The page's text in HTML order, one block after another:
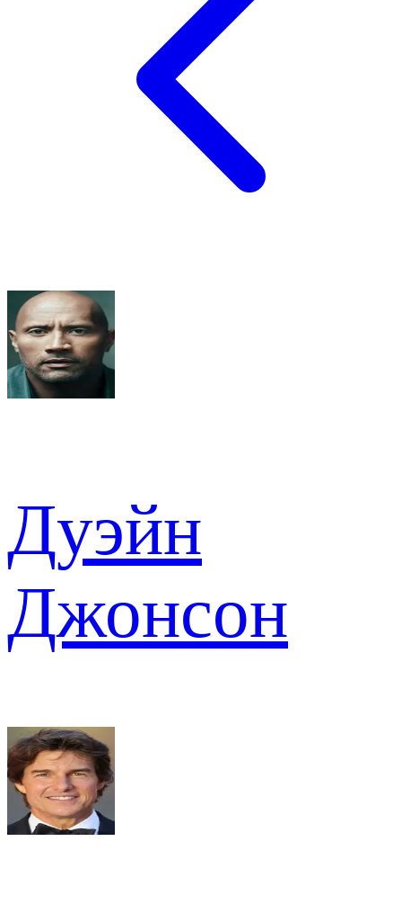
Дуэйн
Джонсон